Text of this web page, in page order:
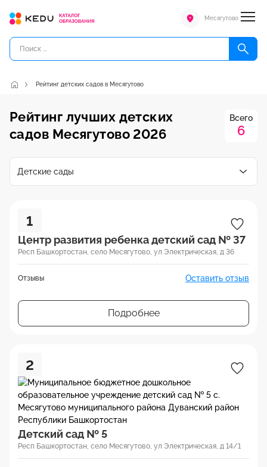
Месягутово
Рейтинг детских садов в Месягутово
Рейтинг лучших детских
садов Месягутово 2026
Всего
6
Детские сады
1
Центр развития ребенка детский сад № 37
Респ Башкортостан, село Месягутово, ул Электрическая, д 36
Отзывы Оставить отзыв
Подробнее
2
Детский сад № 5
Респ Башкортостан, село Месягутово, ул Электрическая, д 14/1